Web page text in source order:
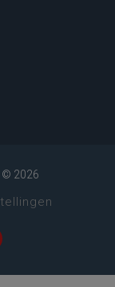
© 2026